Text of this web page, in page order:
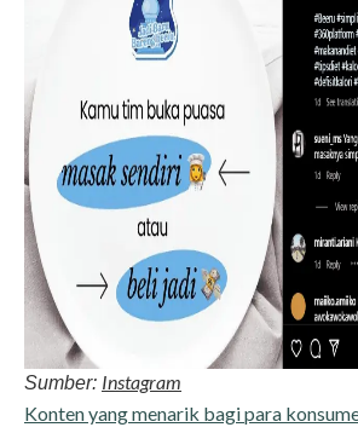
Sumber: Instagram
Konten yang menarik bagi para